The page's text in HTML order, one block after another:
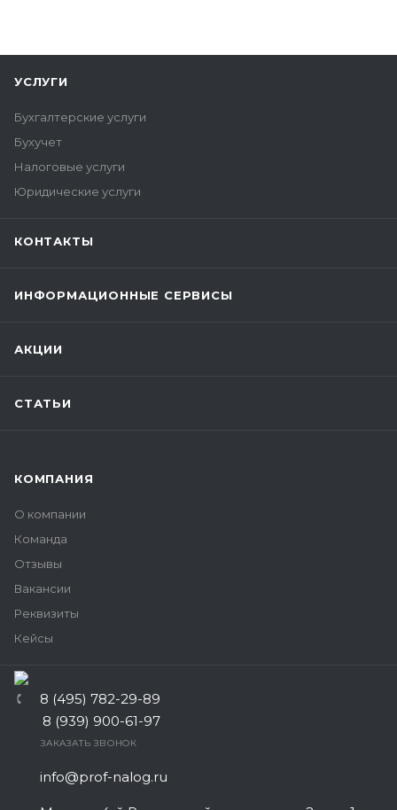
УСЛУГИ
Бухгалтерские услуги
Бухучет
Налоговые услуги
Юридические услуги
КОНТАКТЫ
ИНФОРМАЦИОННЫЕ СЕРВИСЫ
АКЦИИ
СТАТЬИ
КОМПАНИЯ
О компании
Команда
Отзывы
Вакансии
Реквизиты
Кейсы
8 (495) 782-29-89
8 (939) 900-61-97
ЗАКАЗАТЬ ЗВОНОК
info@prof-nalog.ru